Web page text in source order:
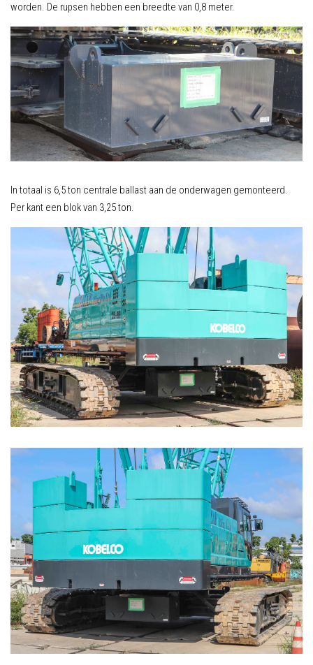
worden. De rupsen hebben een breedte van 0,8 meter.
In totaal is 6,5 ton centrale ballast aan de onderwagen gemonteerd.
Per kant een blok van 3,25 ton.